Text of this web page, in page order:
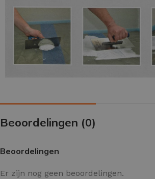
Beoordelingen (0)
Beoordelingen
Er zijn nog geen beoordelingen.